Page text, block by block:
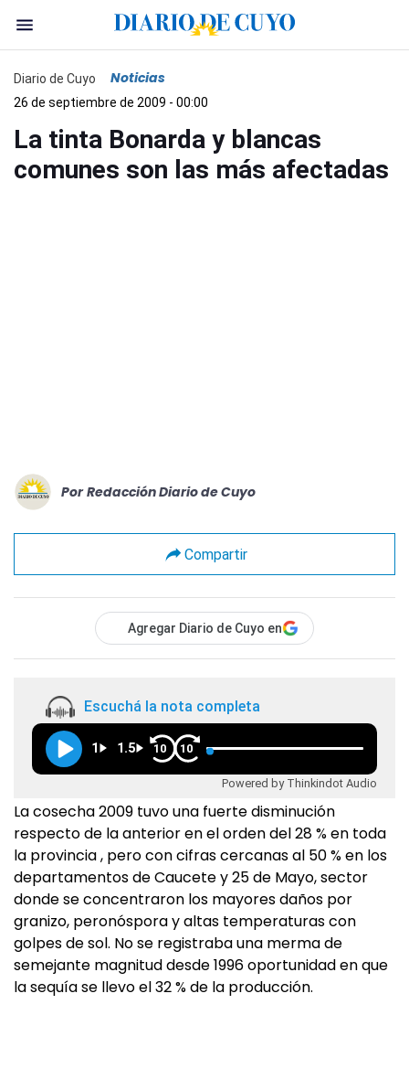
Diario de Cuyo Noticias
26 de septiembre de 2009 - 00:00
La tinta Bonarda y blancas
comunes son las más afectadas
Por Redacción Diario de Cuyo
Compartir
Agregar Diario de Cuyo en
Escuchá la nota completa
1 1.5 10 10
Powered by Thinkindot Audio
La cosecha 2009 tuvo una fuerte disminución
respecto de la anterior en el orden del 28 % en toda
la provincia , pero con cifras cercanas al 50 % en los
departamentos de Caucete y 25 de Mayo, sector
donde se concentraron los mayores daños por
granizo, peronóspora y altas temperaturas con
golpes de sol. No se registraba una merma de
semejante magnitud desde 1996 oportunidad en que
la sequía se llevo el 32 % de la producción.